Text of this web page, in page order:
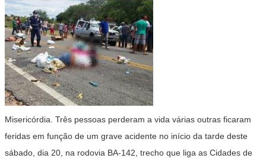
Misericórdia. Três pessoas perderam a vida várias outras ficaram
feridas em função de um grave acidente no início da tarde deste
sábado, dia 20, na rodovia BA-142, trecho que liga as Cidades de